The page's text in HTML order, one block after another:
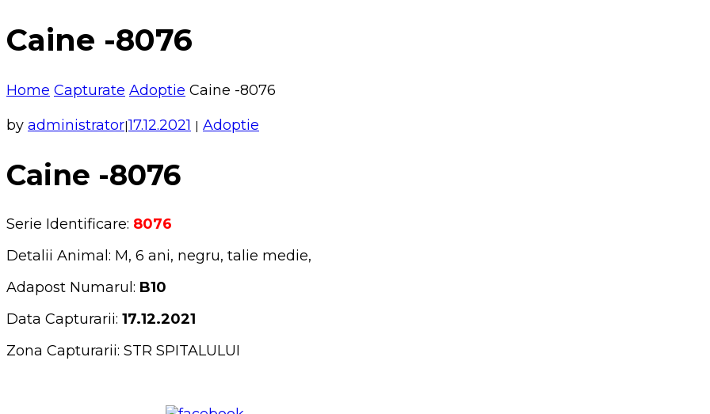
Caine -8076
Home Capturate Adoptie Caine -8076
by administrator|17.12.2021 | Adoptie
Caine -8076
Serie Identificare: 8076
Detalii Animal: M, 6 ani, negru, talie medie,
Adapost Numarul: B10
Data Capturarii: 17.12.2021
Zona Capturarii: STR SPITALULUI